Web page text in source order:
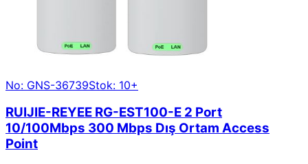
No: GNS-36739Stok: 10+
RUIJIE-REYEE RG-EST100-E 2 Port
10/100Mbps 300 Mbps Dış Ortam Access
Point